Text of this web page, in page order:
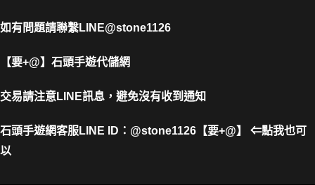
如有問題請聯繫LINE@stone1126
【要+@】 石頭手遊代儲網
交易請注意LINE訊息，避免沒有收到通知
石頭手遊網客服LINE ID ： @stone1126【要+@】 ⇐點我也可
以